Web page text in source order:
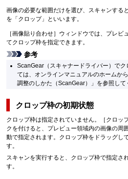
画像の必要な範囲だけを選び、スキャンする
を「クロップ」といいます。
［画像貼り合わせ］ウィンドウでは、プレビ
てクロップ枠を指定できます。
参考
ScanGear （スキャナードライバー）で
ては、 オンラインマニュアルのホームか
調整のしかた（ScanGear）」を参照して
クロップ枠の初期状態
クロップ枠は指定されていません。 ［ クロッ
クを付けると、プレビュー領域内の画像の周
動で指定されます。 クロップ枠をドラッグし
す。
スキャンを実行すると、クロップ枠で指定さ
す。